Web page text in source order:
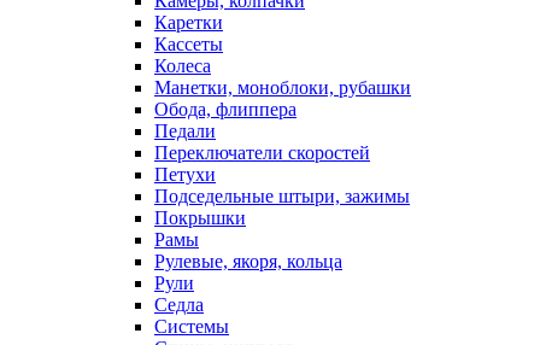
Каретки
Кассеты
Колеса
Манетки, моноблоки, рубашки
Обода, флиппера
Педали
Переключатели скоростей
Петухи
Подседельные штыри, зажимы
Покрышки
Рамы
Рулевые, якоря, кольца
Рули
Седла
Системы